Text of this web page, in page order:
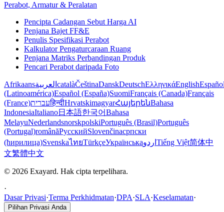
Perabot, Armatur & Peralatan
Pencipta Cadangan Sebut Harga AI
Penjana Bajet FF&E
Penulis Spesifikasi Perabot
Kalkulator Pengaturcaraan Ruang
Penjana Matriks Perbandingan Produk
Pencari Perabot daripada Foto
Afrikaansالعربية catalàČeštinaDanskDeutschΕλληνικάEnglish
(Latinoamérica)Español (España)SuomiFrançais (Canada)Français
(France)עבריתहिन्दीHrvatskimagyarՀայերենBahasa
IndonesiaItaliano日本語한국어Bahasa
MelayuNederlandsnorskpolskiPortuguês (Brasil)Português
(Portugal)românăРусскийSlovenčinaсрпски
(ћирилица)SvenskaไทยTürkçeУкраїнськаاردو Tiếng Việt简体中
文繁體中文
© 2026 Exayard. Hak cipta terpelihara.
·
Dasar Privasi·Terma Perkhidmatan·DPA·SLA·Keselamatan·
Pilihan Privasi Anda